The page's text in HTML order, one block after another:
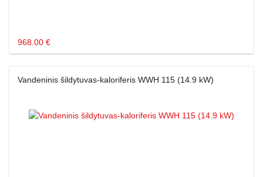
968.00 €
Vandeninis šildytuvas-kaloriferis WWH 115 (14.9 kW)